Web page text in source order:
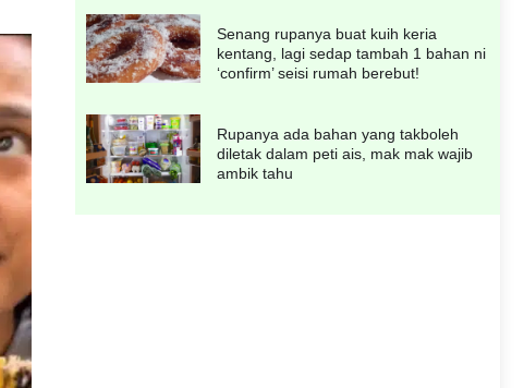
Senang rupanya buat kuih keria
kentang, lagi sedap tambah 1 bahan ni
‘confirm’ seisi rumah berebut!
Rupanya ada bahan yang takboleh
diletak dalam peti ais, mak mak wajib
ambik tahu